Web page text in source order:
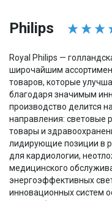
Philips
Royal Philips —
широчайшим
товаров, которые
благодаря значимым
производство делится
направления: световые
товары и
лидирующие позиции в
для кардиологии,
медицинского
энергоэффективных
инновационных систем